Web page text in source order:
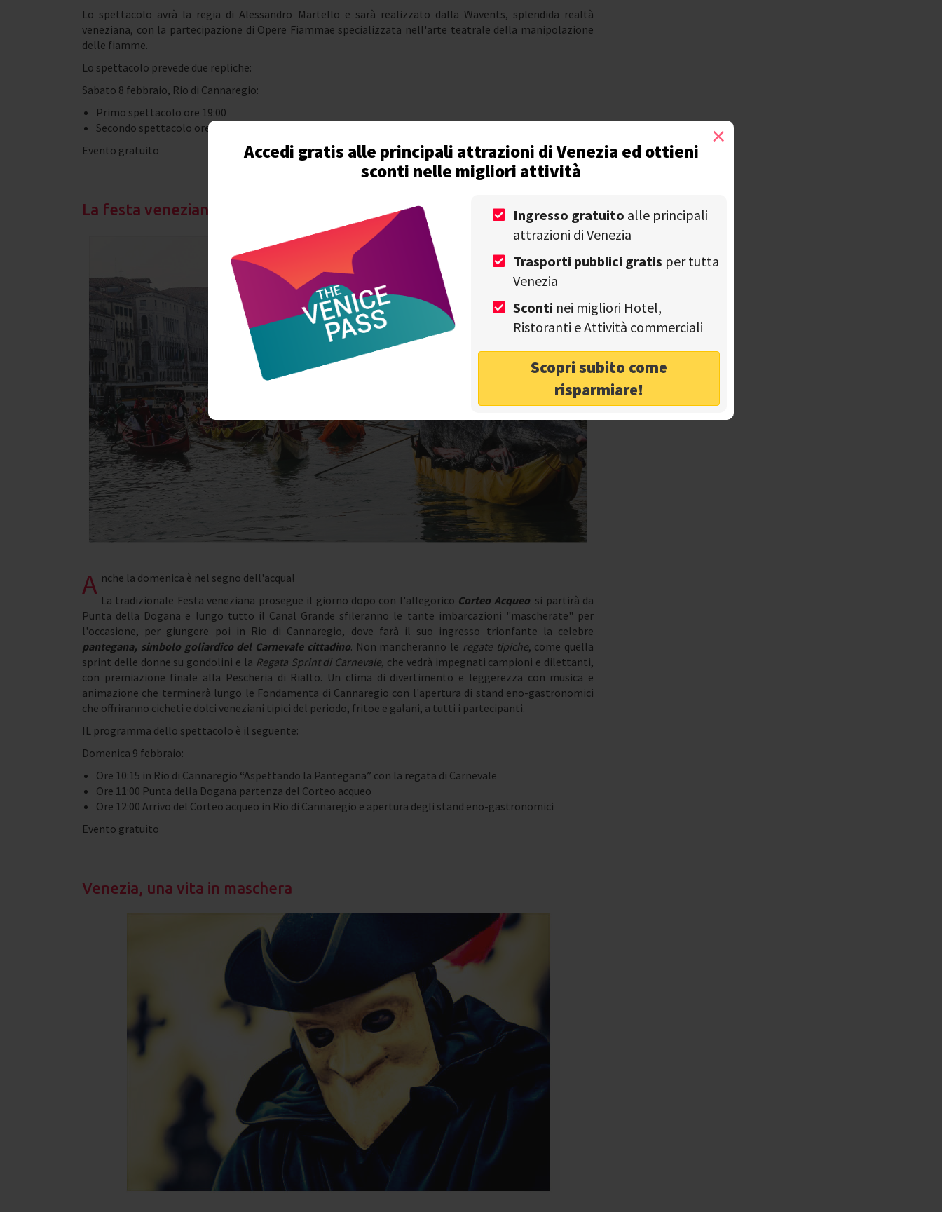
Accedi gratis alle principali attrazioni di Venezia ed ottieni
sconti nelle migliori attività
Ingresso gratuito alle principali
attrazioni di Venezia
Trasporti pubblici gratis per tutta
Venezia
Sconti nei migliori Hotel,
Ristoranti e Attività commerciali
Scopri subito come
risparmiare!
×
Lo spettacolo avrà la regia di Alessandro Martello e sarà realizzato dalla Wavents, splendida realtà
veneziana, con la partecipazione di Opere Fiammae specializzata nell'arte teatrale della manipolazione
delle fiamme.
Lo spettacolo prevede due repliche:
Sabato 8 febbraio, Rio di Cannaregio:
Primo spettacolo ore 19:00
Secondo spettacolo ore 21:00
Evento gratuito
La festa veneziana sull'acqua - parte 2: corteo acqueo in Canal Grande
A nche la domenica è nel segno dell'acqua!
La tradizionale Festa veneziana prosegue il giorno dopo con l'allegorico Corteo Acqueo: si partirà da
Punta della Dogana e lungo tutto il Canal Grande sfileranno le tante imbarcazioni "mascherate" per
l'occasione, per giungere poi in Rio di Cannaregio, dove farà il suo ingresso trionfante la celebre
pantegana, simbolo goliardico del Carnevale cittadino. Non mancheranno le regate tipiche, come quella
sprint delle donne su gondolini e la Regata Sprint di Carnevale, che vedrà impegnati campioni e dilettanti,
con premiazione finale alla Pescheria di Rialto. Un clima di divertimento e leggerezza con musica e
animazione che terminerà lungo le Fondamenta di Cannaregio con l'apertura di stand eno-gastronomici
che offriranno cicheti e dolci veneziani tipici del periodo, fritoe e galani, a tutti i partecipanti.
IL programma dello spettacolo è il seguente:
Domenica 9 febbraio:
Ore 10:15 in Rio di Cannaregio “Aspettando la Pantegana” con la regata di Carnevale
Ore 11:00 Punta della Dogana partenza del Corteo acqueo
Ore 12:00 Arrivo del Corteo acqueo in Rio di Cannaregio e apertura degli stand eno-gastronomici
Evento gratuito
Venezia, una vita in maschera